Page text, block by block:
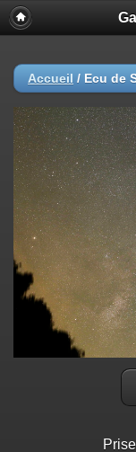
Accueil / Ecu de